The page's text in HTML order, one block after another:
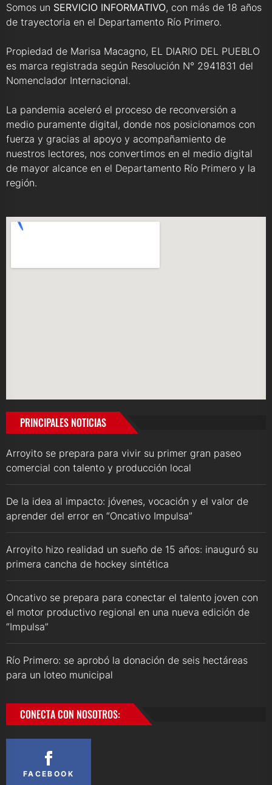
Somos un SERVICIO INFORMATIVO, con más de 18 años
de trayectoria en el Departamento Río Primero.
Propiedad de Marisa Macagno, EL DIARIO DEL PUEBLO
es marca registrada según Resolución N° 2941831 del
Nomenclador Internacional.
La pandemia aceleró el proceso de reconversión a
medio puramente digital, donde nos posicionamos con
fuerza y gracias al apoyo y acompañamiento de
nuestros lectores, nos convertimos en el medio digital
de mayor alcance en el Departamento Río Primero y la
región.
PRINCIPALES NOTICIAS
Arroyito se prepara para vivir su primer gran paseo
comercial con talento y producción local
De la idea al impacto: jóvenes, vocación y el valor de
aprender del error en “Oncativo Impulsa”
Arroyito hizo realidad un sueño de 15 años: inauguró su
primera cancha de hockey sintética
Oncativo se prepara para conectar el talento joven con
el motor productivo regional en una nueva edición de
“Impulsa”
Río Primero: se aprobó la donación de seis hectáreas
para un loteo municipal
CONECTA CON NOSOTROS:
FACEBOOK